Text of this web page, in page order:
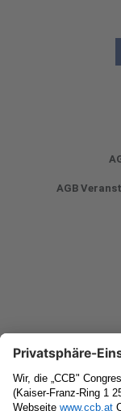
AGB
Vorname